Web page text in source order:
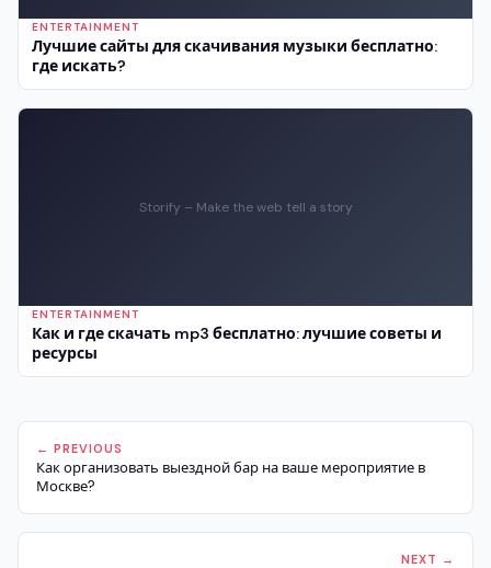
ENTERTAINMENT
Лучшие сайты для скачивания музыки бесплатно:
где искать?
Storify – Make the web tell a story
ENTERTAINMENT
Как и где скачать mp3 бесплатно: лучшие советы и
ресурсы
← PREVIOUS
Как организовать выездной бар на ваше мероприятие в
Москве?
NEXT →